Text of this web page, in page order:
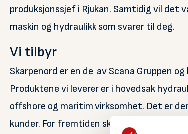
produksjonssjef i Rjukan. Samtidig vil det
maskin og hydraulikk som svarer til deg.
Vi tilbyr
Skarpenord er en del av Scana Gruppen
Produktene vi leverer er i hovedsak
offshore og maritim virksomhet. Det er
kunder. For fremtiden skal vi fortsatt være